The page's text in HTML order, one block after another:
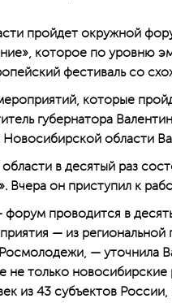
пройдет окружной
которое по уровню
фестиваль со
которые
губернатора
области
в десятый раз
Вчера он приступил к
проводится в
— из
— уточнила
не только
из 43 субъектов